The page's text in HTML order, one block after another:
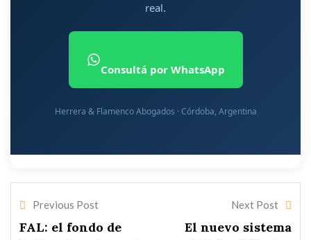
real.
Consultá por WhatsApp
Herrera & Flamenco Abogados · Córdoba, Argentina
Previous Post
FAL: el fondo de
Next Post
El nuevo sistema